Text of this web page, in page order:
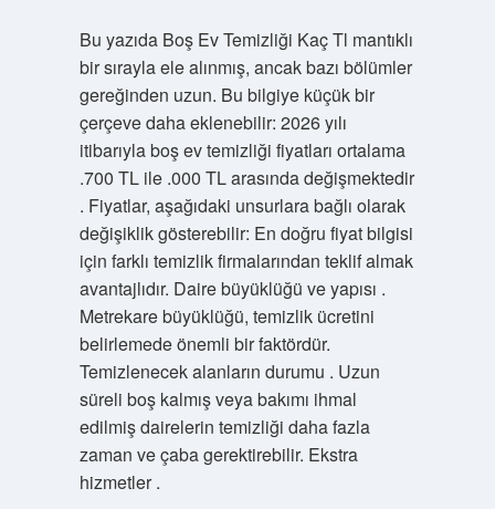
Bu yazıda Boş Ev Temizliği Kaç Tl mantıklı
bir sırayla ele alınmış, ancak bazı bölümler
gereğinden uzun. Bu bilgiye küçük bir
çerçeve daha eklenebilir: 2026 yılı
itibarıyla boş ev temizliği fiyatları ortalama
.700 TL ile .000 TL arasında değişmektedir
. Fiyatlar, aşağıdaki unsurlara bağlı olarak
değişiklik gösterebilir: En doğru fiyat bilgisi
için farklı temizlik firmalarından teklif almak
avantajlıdır. Daire büyüklüğü ve yapısı .
Metrekare büyüklüğü, temizlik ücretini
belirlemede önemli bir faktördür.
Temizlenecek alanların durumu . Uzun
süreli boş kalmış veya bakımı ihmal
edilmiş dairelerin temizliği daha fazla
zaman ve çaba gerektirebilir. Ekstra
hizmetler .